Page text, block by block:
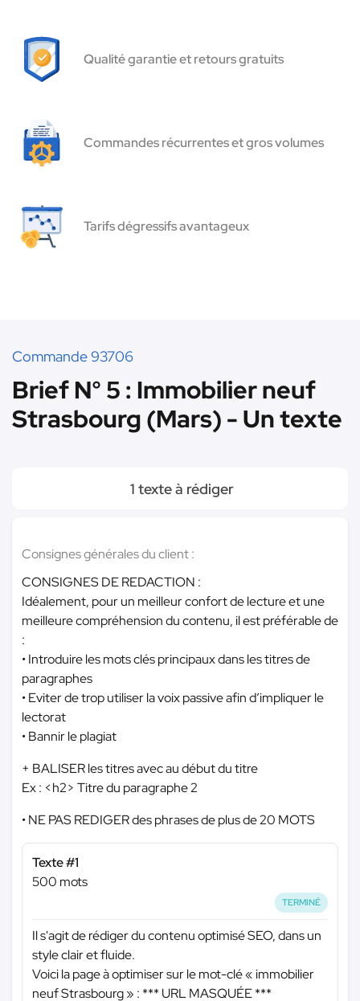
Qualité garantie et retours gratuits
Commandes récurrentes et gros volumes
Tarifs dégressifs avantageux
Commande 93706
Brief N° 5 : Immobilier neuf
Strasbourg (Mars) - Un texte
1 texte à rédiger
Consignes générales du client :
CONSIGNES DE REDACTION :
Idéalement, pour un meilleur confort de lecture et une
meilleure compréhension du contenu, il est préférable de
:
• Introduire les mots clés principaux dans les titres de
paragraphes
• Eviter de trop utiliser la voix passive afin d’impliquer le
lectorat
• Bannir le plagiat
+ BALISER les titres avec au début du titre
Ex : <h2> Titre du paragraphe 2
• NE PAS REDIGER des phrases de plus de 20 MOTS
Texte #1
500 mots
TERMINÉ
Il s'agit de rédiger du contenu optimisé SEO, dans un
style clair et fluide.
Voici la page à optimiser sur le mot-clé « immobilier
neuf Strasbourg » : *** URL MASQUÉE ***